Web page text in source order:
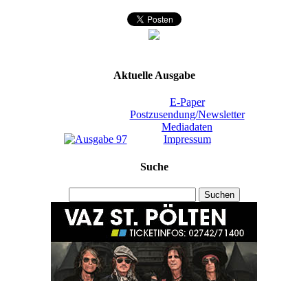
Aktuelle Ausgabe
E-Paper
Postzusendung/Newsletter
Mediadaten
Impressum
Suche
Suchen